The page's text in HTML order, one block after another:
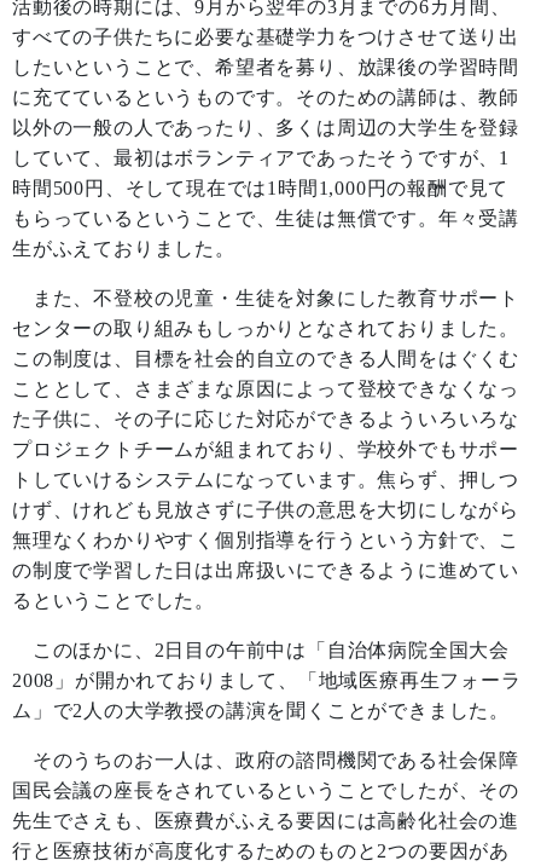
活動後の時期には、9 月から翌年の3 月までの6カ月間、
すべての子供たちに必要な基礎学力をつけさせて送り出
したいということで、希望者を募り、放課後の学習時間
に充てているというものです。そのための講師は、教師
以外の一般の人であったり、多くは周辺の大学生を登録
していて、最初はボランティアであったそうですが、 1
時間 500円、そして現在では1 時間 1,000円の報酬で見て
もらっているということで、生徒は無償です。年々受講
生がふえておりました。
また、不登校の児童・生徒を対象にした教育サポート
センターの取り組みもしっかりとなされておりました。
この制度は、目標を社会的自立のできる人間をはぐくむ
こととして、さまざまな原因によって登校できなくなっ
た子供に、その子に応じた対応ができるよういろいろな
プロジェクトチームが組まれており、学校外でもサポー
トしていけるシステムになっています。焦らず、押しつ
けず、けれども見放さずに子供の意思を大切にしながら
無理なくわかりやすく個別指導を行うという方針で、こ
の制度で学習した日は出席扱いにできるように進めてい
るということでした。
このほかに、 2 日目の午前中は「自治体病院全国大会
2008 」が開かれておりまして、「地域医療再生フォーラ
ム」で2 人の大学教授の講演を聞くことができました。
そのうちのお一人は、政府の諮問機関である社会保障
国民会議の座長をされているということでしたが、その
先生でさえも、医療費がふえる要因には高齢化社会の進
行と医療技術が高度化するためのものと 2つの要因があ